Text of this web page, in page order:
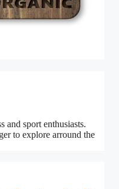
and sport enthusiasts.
to explore arround the